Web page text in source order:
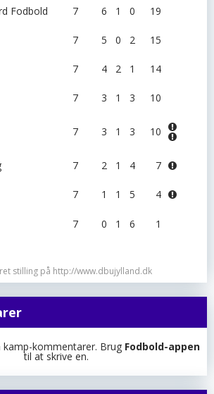
Fodbold 7 6 1 0 19
7 5 0 2 15
7 4 2 1 14
7 3 1 3 10
7 3 1 3 10
7 2 1 4 7
7 1 1 5 4
7 0 1 6 1
stilling på http://www.dbujylland.dk
kamp-kommentarer. Brug Fodbold-appen
til at skrive en.